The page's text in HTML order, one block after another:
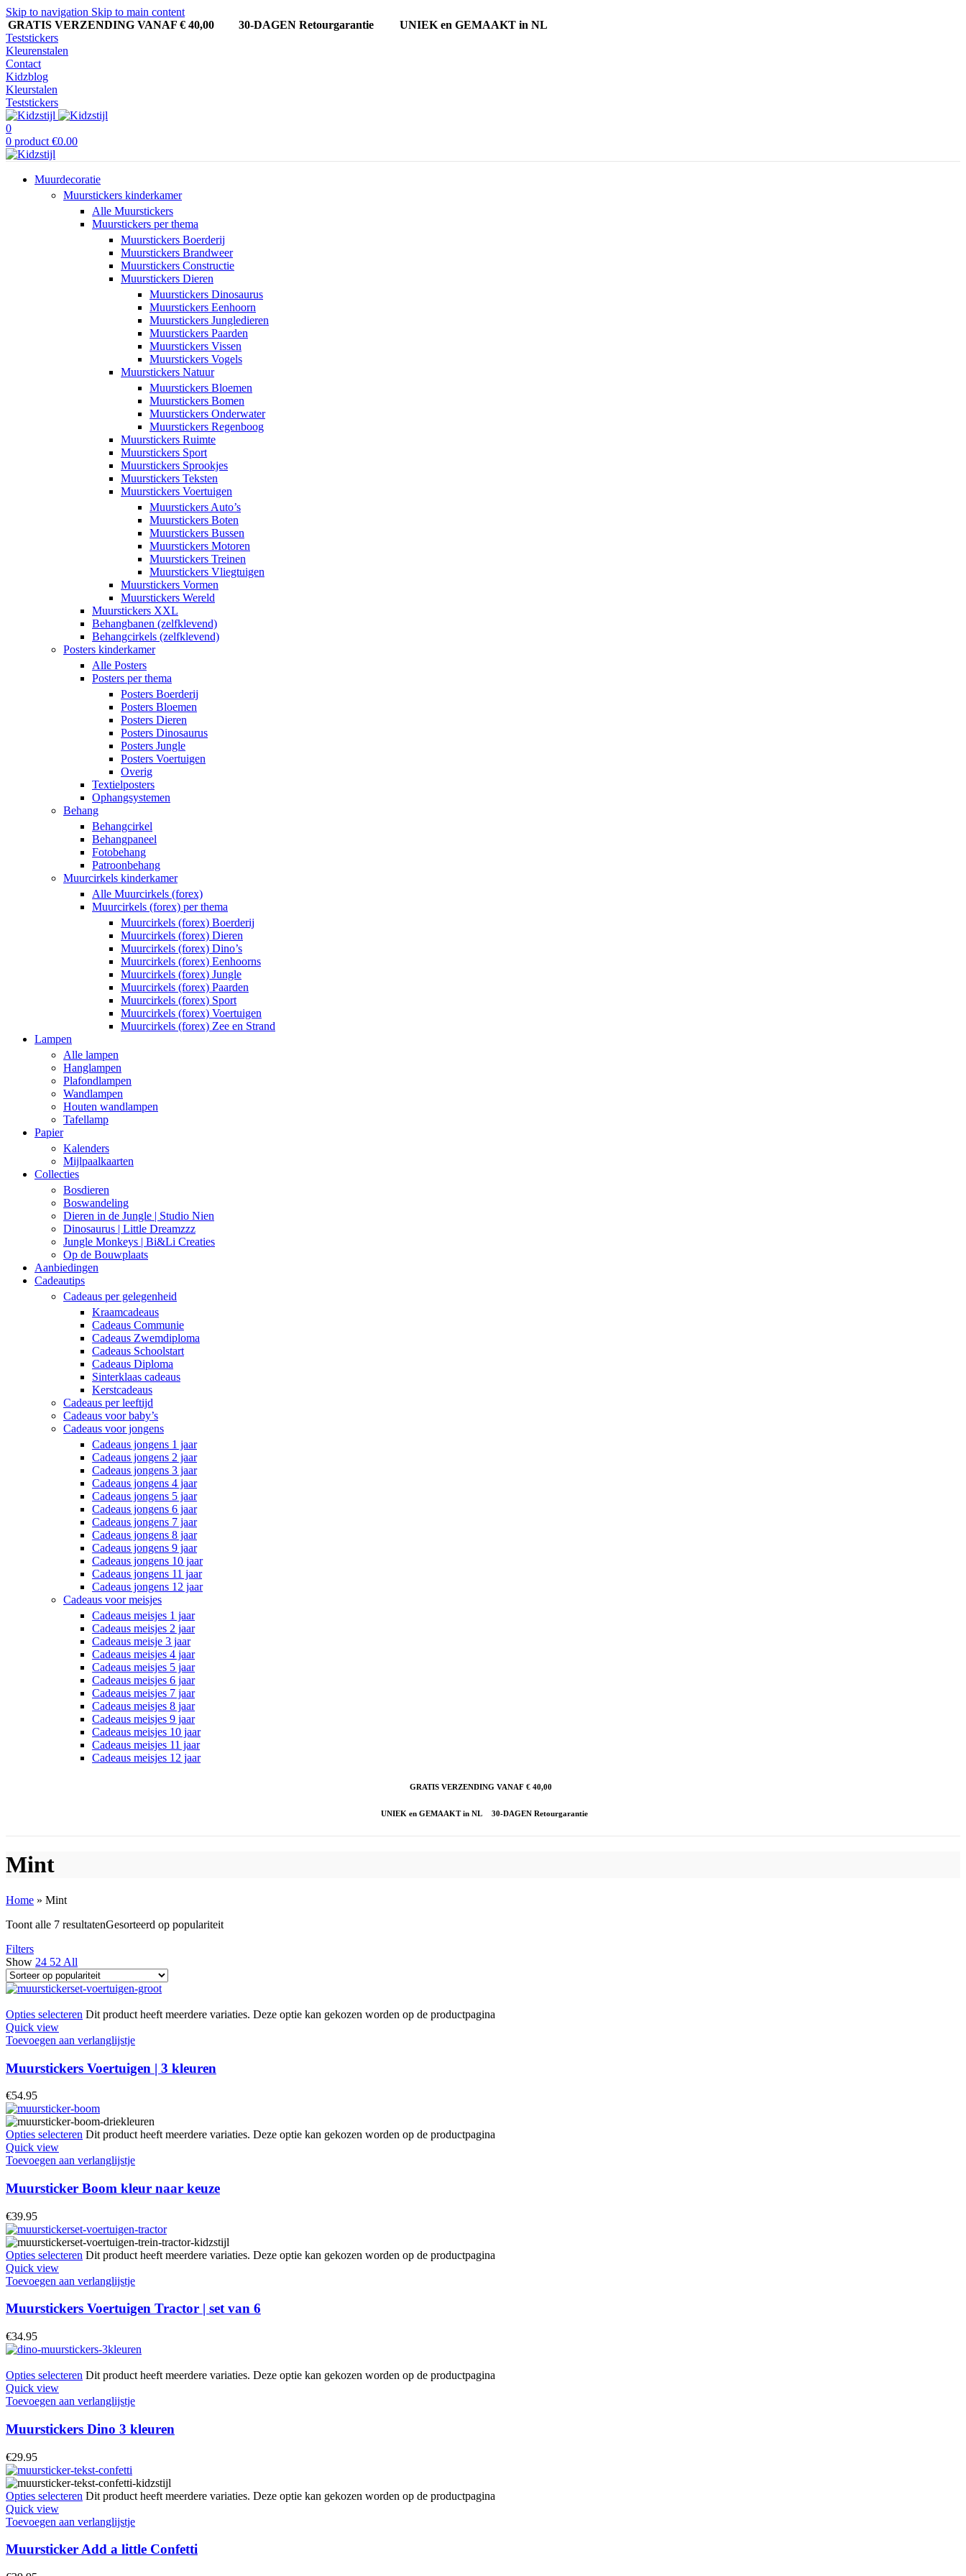
Skip to navigation Skip to main content
GRATIS VERZENDING VANAF € 40,00
30-DAGEN Retourgarantie UNIEK en GEMAAKT in NL
Teststickers
Kleurenstalen
Contact
Kidzblog
Kleurstalen
Teststickers
0
0 product €0.00
Muurdecoratie
Muurstickers kinderkamer
Alle Muurstickers
Muurstickers per thema
Muurstickers Boerderij
Muurstickers Brandweer
Muurstickers Constructie
Muurstickers Dieren
Muurstickers Dinosaurus
Muurstickers Eenhoorn
Muurstickers Jungledieren
Muurstickers Paarden
Muurstickers Vissen
Muurstickers Vogels
Muurstickers Natuur
Muurstickers Bloemen
Muurstickers Bomen
Muurstickers Onderwater
Muurstickers Regenboog
Muurstickers Ruimte
Muurstickers Sport
Muurstickers Sprookjes
Muurstickers Teksten
Muurstickers Voertuigen
Muurstickers Auto’s
Muurstickers Boten
Muurstickers Bussen
Muurstickers Motoren
Muurstickers Treinen
Muurstickers Vliegtuigen
Muurstickers Vormen
Muurstickers Wereld
Muurstickers XXL
Behangbanen (zelfklevend)
Behangcirkels (zelfklevend)
Posters kinderkamer
Alle Posters
Posters per thema
Posters Boerderij
Posters Bloemen
Posters Dieren
Posters Dinosaurus
Posters Jungle
Posters Voertuigen
Overig
Textielposters
Ophangsystemen
Behang
Behangcirkel
Behangpaneel
Fotobehang
Patroonbehang
Muurcirkels kinderkamer
Alle Muurcirkels (forex)
Muurcirkels (forex) per thema
Muurcirkels (forex) Boerderij
Muurcirkels (forex) Dieren
Muurcirkels (forex) Dino’s
Muurcirkels (forex) Eenhoorns
Muurcirkels (forex) Jungle
Muurcirkels (forex) Paarden
Muurcirkels (forex) Sport
Muurcirkels (forex) Voertuigen
Muurcirkels (forex) Zee en Strand
Lampen
Alle lampen
Hanglampen
Plafondlampen
Wandlampen
Houten wandlampen
Tafellamp
Papier
Kalenders
Mijlpaalkaarten
Collecties
Bosdieren
Boswandeling
Dieren in de Jungle | Studio Nien
Dinosaurus | Little Dreamzzz
Jungle Monkeys | Bi&Li Creaties
Op de Bouwplaats
Aanbiedingen
Cadeautips
Cadeaus per gelegenheid
Kraamcadeaus
Cadeaus Communie
Cadeaus Zwemdiploma
Cadeaus Schoolstart
Cadeaus Diploma
Sinterklaas cadeaus
Kerstcadeaus
Cadeaus per leeftijd
Cadeaus voor baby’s
Cadeaus voor jongens
Cadeaus jongens 1 jaar
Cadeaus jongens 2 jaar
Cadeaus jongens 3 jaar
Cadeaus jongens 4 jaar
Cadeaus jongens 5 jaar
Cadeaus jongens 6 jaar
Cadeaus jongens 7 jaar
Cadeaus jongens 8 jaar
Cadeaus jongens 9 jaar
Cadeaus jongens 10 jaar
Cadeaus jongens 11 jaar
Cadeaus jongens 12 jaar
Cadeaus voor meisjes
Cadeaus meisjes 1 jaar
Cadeaus meisjes 2 jaar
Cadeaus meisje 3 jaar
Cadeaus meisjes 4 jaar
Cadeaus meisjes 5 jaar
Cadeaus meisjes 6 jaar
Cadeaus meisjes 7 jaar
Cadeaus meisjes 8 jaar
Cadeaus meisjes 9 jaar
Cadeaus meisjes 10 jaar
Cadeaus meisjes 11 jaar
Cadeaus meisjes 12 jaar
GRATIS VERZENDING VANAF € 40,00
UNIEK en GEMAAKT in NL 30-DAGEN Retourgarantie
Mint
Home » Mint
Toont alle 7 resultatenGesorteerd op populariteit
Filters
Show 24 52 All
Opties selecteren Dit product heeft meerdere variaties. Deze optie kan gekozen worden op de productpagina
Quick view
Toevoegen aan verlanglijstje
Muurstickers Voertuigen | 3 kleuren
€54.95
Opties selecteren Dit product heeft meerdere variaties. Deze optie kan gekozen worden op de productpagina
Quick view
Toevoegen aan verlanglijstje
Muursticker Boom kleur naar keuze
€39.95
Opties selecteren Dit product heeft meerdere variaties. Deze optie kan gekozen worden op de productpagina
Quick view
Toevoegen aan verlanglijstje
Muurstickers Voertuigen Tractor | set van 6
€34.95
Opties selecteren Dit product heeft meerdere variaties. Deze optie kan gekozen worden op de productpagina
Quick view
Toevoegen aan verlanglijstje
Muurstickers Dino 3 kleuren
€29.95
Opties selecteren Dit product heeft meerdere variaties. Deze optie kan gekozen worden op de productpagina
Quick view
Toevoegen aan verlanglijstje
Muursticker Add a little Confetti